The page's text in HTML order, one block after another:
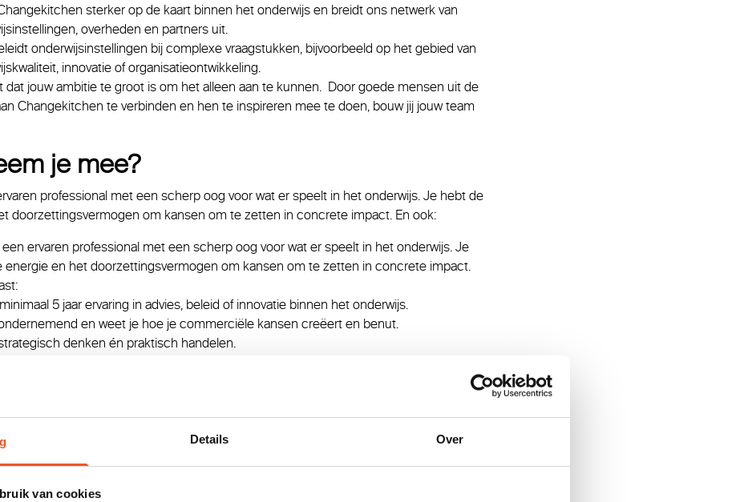
Details Over
van cookies
sterker op de kaart binnen het onderwijs en breidt ons netwerk van
overheden en partners uit.
onderwijsinstellingen bij complexe vraagstukken, bijvoorbeeld op het gebied van
innovatie of organisatieontwikkeling.
dat jouw ambitie te groot is om het alleen aan te kunnen. Door goede mensen uit de
Changekitchen te verbinden en hen te inspireren mee te doen, bouw jij jouw team
je mee?
professional met een scherp oog voor wat er speelt in het onderwijs. Je hebt de
doorzettingsvermogen om kansen om te zetten in concrete impact. En ook:
ervaren professional met een scherp oog voor wat er speelt in het onderwijs. Je
energie en het doorzettingsvermogen om kansen om te zetten in concrete impact.
5 jaar ervaring in advies, beleid of innovatie binnen het onderwijs.
en weet je hoe je commerciële kansen creëert en benut.
denken én praktisch handelen.
sterk en een natuurlijke verbinder.
en je nieuwe collega’s te sparren.
gezien als leider en werken mensen graag met je samen.